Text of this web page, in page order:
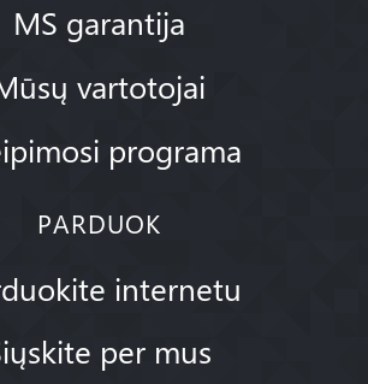
MS garantija
vartotojai
programa
PARDUOK
internetu
per mus